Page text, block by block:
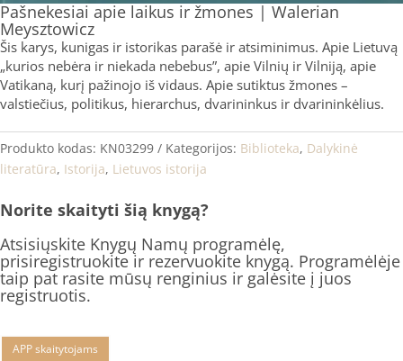
Pašnekesiai apie laikus ir žmones | Walerian
Meysztowicz
Šis karys, kunigas ir istorikas parašė ir atsiminimus. Apie Lietuvą
„kurios nebėra ir niekada nebebus”, apie Vilnių ir Vilniją, apie
Vatikaną, kurį pažinojo iš vidaus. Apie sutiktus žmones –
valstiečius, politikus, hierarchus, dvarininkus ir dvarininkėlius.
Produkto kodas: KN03299 Kategorijos: Biblioteka, Dalykinė
literatūra, Istorija, Lietuvos istorija
Norite skaityti šią knygą?
Atsisiųskite Knygų Namų programėlę,
prisiregistruokite ir rezervuokite knygą. Programėlėje
taip pat rasite mūsų renginius ir galėsite į juos
registruotis.
APP skaitytojams